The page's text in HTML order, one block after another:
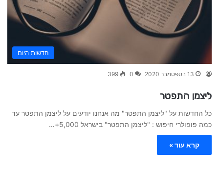
חדשות היום
13 בספטמבר 2020 0
399
ליצמן התפטר
כל החדשות על "ליצמן התפטר" מה אנחנו יודעים על ליצמן התפטר עד
כמה פופולרי חיפוש : "ליצמן התפטר" בישראל 5,000+…
קרא עוד »